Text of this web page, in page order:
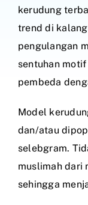
kerudung
trend di
pengulangan
sentuhan
pembeda
Model
dan/atau
selebgram.
muslimah dari
sehingga